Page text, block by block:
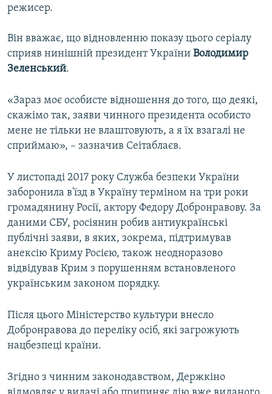
режисер.
Він вважає, що відновленню показу цього серіалу
сприяв нинішній президент України Володимир
Зеленський.
«Зараз моє особисте відношення до того, що деякі,
скажімо так, заяви чинного президента особисто
мене не тільки не влаштовують, а я їх взагалі не
сприймаю», – зазначив Сеітаблаєв.
У листопаді 2017 року Служба безпеки України
заборонила в'їзд в Україну терміном на три роки
громадянину Росії, актору Федору Добронравову. За
даними СБУ, росіянин робив антиукраїнські
публічні заяви, в яких, зокрема, підтримував
анексію Криму Росією, також неодноразово
відвідував Крим з порушенням встановленого
українським законом порядку.
Після цього Міністерство культури внесло
Добронравова до переліку осіб, які загрожують
нацбезпеці країни.
Згідно з чинним законодавством, Держкіно